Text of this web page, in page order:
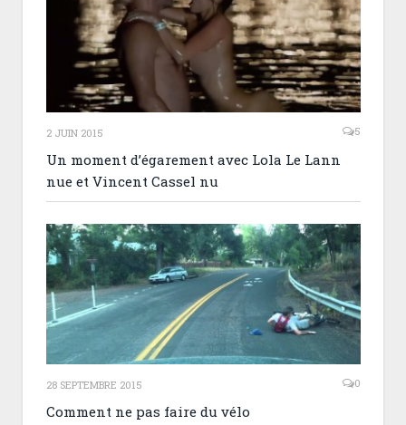
2 JUIN 2015 5
Un moment d’égarement avec Lola Le Lann
nue et Vincent Cassel nu
28 SEPTEMBRE 2015 0
Comment ne pas faire du vélo